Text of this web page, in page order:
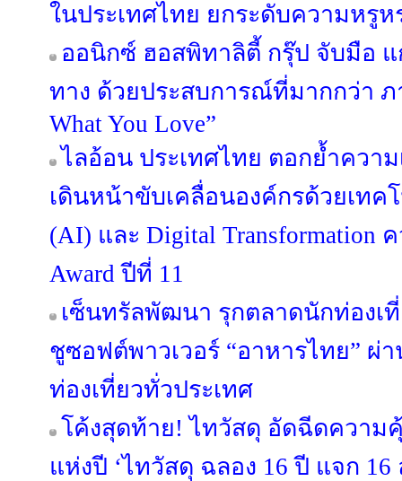
ในประเทศไทย ยกระดับความหรู
ออนิกซ์ ฮอสพิทาลิตี้ กรุ๊ป จับมือ แ
ทาง ด้วยประสบการณ์ที่มากกว่า ภ
What You Love”
ไลอ้อน ประเทศไทย ตอกย้ำควา
เดินหน้าขับเคลื่อนองค์กรด้วยเท
(AI) และ Digital Transformation ค
Award ปีที่ 11
เซ็นทรัลพัฒนา รุกตลาดนักท่องเ
ชูซอฟต์พาวเวอร์ “อาหารไทย” ผ่า
ท่องเที่ยวทั่วประเทศ
โค้งสุดท้าย! ไทวัสดุ อัดฉีดควา
แห่งปี ‘ไทวัสดุ ฉลอง 16 ปี แจก